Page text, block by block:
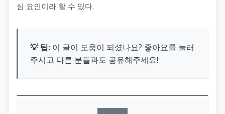
심 요인이라 할 수 있다.
💡 팁: 이 글이 도움이 되셨나요? 좋아요를 눌러
주시고 다른 분들과도 공유해주세요!